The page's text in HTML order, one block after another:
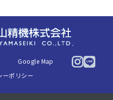
Google Map
ーポリシー